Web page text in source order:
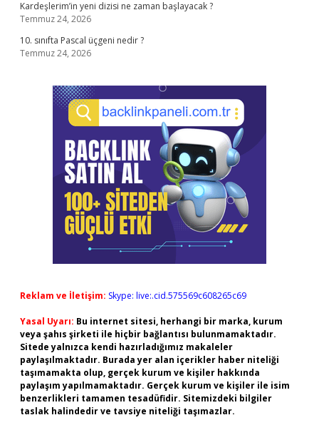
Kardeşlerim’in yeni dizisi ne zaman başlayacak ?
Temmuz 24, 2026
10. sınıfta Pascal üçgeni nedir ?
Temmuz 24, 2026
Reklam ve İletişim: Skype: live:.cid.575569c608265c69
Yasal Uyarı: Bu internet sitesi, herhangi bir marka, kurum
veya şahıs şirketi ile hiçbir bağlantısı bulunmamaktadır.
Sitede yalnızca kendi hazırladığımız makaleler
paylaşılmaktadır. Burada yer alan içerikler haber niteliği
taşımamakta olup, gerçek kurum ve kişiler hakkında
paylaşım yapılmamaktadır. Gerçek kurum ve kişiler ile isim
benzerlikleri tamamen tesadüfidir. Sitemizdeki bilgiler
taslak halindedir ve tavsiye niteliği taşımazlar.